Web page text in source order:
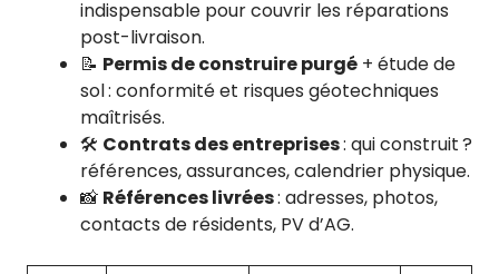
indispensable pour couvrir les réparations
post-livraison.
📝 Permis de construire purgé + étude de
sol : conformité et risques géotechniques
maîtrisés.
🛠️ Contrats des entreprises: qui construit ?
références, assurances, calendrier physique.
📸 Références livrées: adresses, photos,
contacts de résidents, PV d’AG.